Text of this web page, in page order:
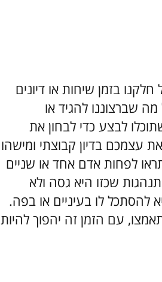
בזמן שיחות או דיונים
שברצוננו להגיד או
לבצע כדי לבחון את
בדיון קבוצתי ומישהו
לפחות אדם אחד או שניים
שכזו היא גסה ולא
לו בעיניים או בפה.
עם הזמן זה יהפוך להיות